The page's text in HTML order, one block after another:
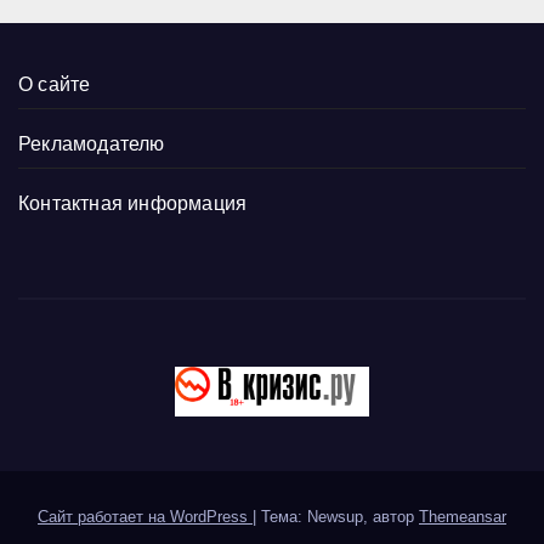
О сайте
Рекламодателю
Контактная информация
Сайт работает на WordPress Тема: Newsup, автор Themeansar